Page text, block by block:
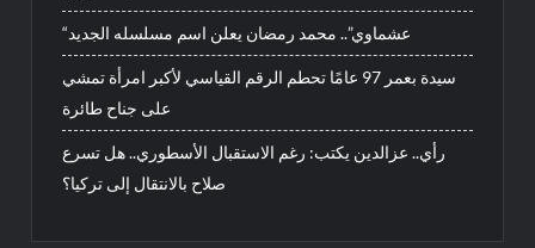
“عشماوي”.. محمد رمضان يعلن اسم مسلسله الجديد
سيدة بعمر 97 عامًا تحطم الرقم القياسي لأكبر امرأة تمشي
على جناح طائرة
رأي.. عزالدين يكتب: رغم الاستقبال الأسطوري.. هل تسرع
صلاح بالانتقال إلى تركيا؟